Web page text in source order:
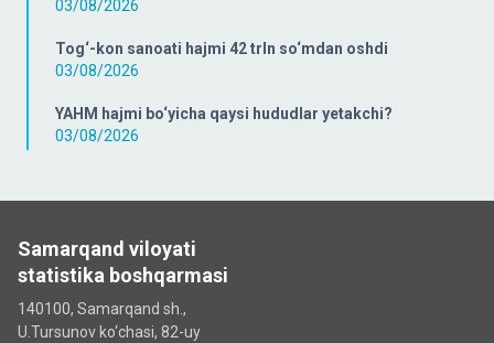
03/08/2026
Tog‘-kon sanoati hajmi 42 trln so‘mdan oshdi
03/08/2026
YAHM hajmi bo‘yicha qaysi hududlar yetakchi?
03/08/2026
Samarqand viloyati
statistika boshqarmasi
140100, Samarqand sh.,
U.Tursunov ko‘chаsi, 82-uy